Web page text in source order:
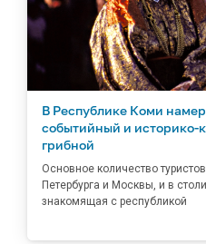
В Республике Коми
событийный и историко-
грибной
Основное количество
Петербурга и Москвы, и в
знакомящая с республикой